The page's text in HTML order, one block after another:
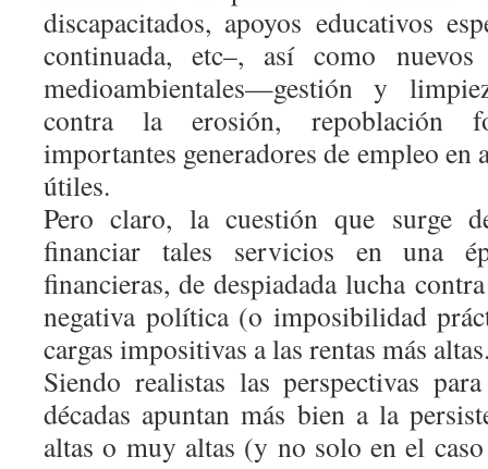
discapacitados, apoyos educativos
continuada, etc–, así como
medioambientales—gestión y
contra la erosión, repoblación
importantes generadores de empleo en
útiles.
Pero claro, la cuestión que surge
financiar tales servicios en una
financieras, de despiadada lucha
negativa política (o imposibilidad
cargas impositivas a las rentas más
Siendo realistas las perspectivas
décadas apuntan más bien a la
altas o muy altas (y no solo en el